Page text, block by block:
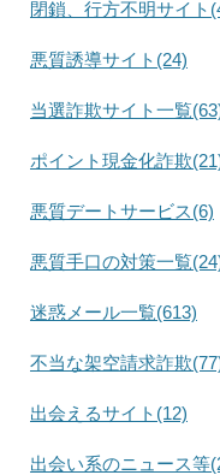
閉鎖、行方不明サイト
悪質誘導サイト(24)
当選詐欺サイト一覧
ポイント現金化詐欺
悪質デートサービス(6)
悪質手口の対策一覧
迷惑メール一覧(613)
不当な架空請求詐欺
出会えるサイト(12)
出会い系のニュース等